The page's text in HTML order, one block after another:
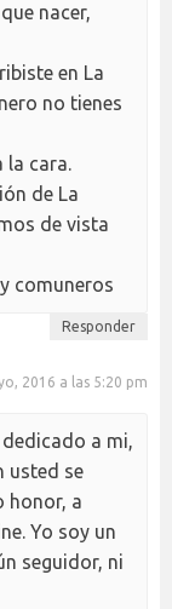
nacer,
en La
no tienes
cara.
de La
de vista
comuneros
Responder
2016 a las 5:20 pm
a mi,
usted se
honor, a
Yo soy un
seguidor, ni